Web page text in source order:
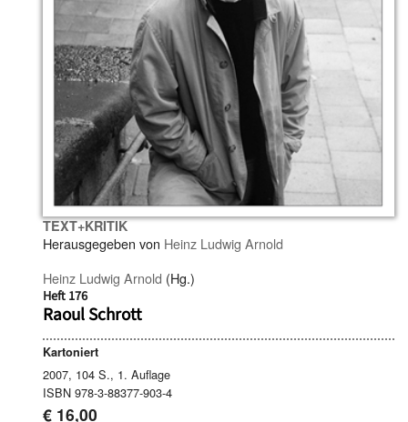
TEXT+KRITIK
Herausgegeben von Heinz Ludwig Arnold
Heinz Ludwig Arnold (Hg.)
Heft 176
Raoul Schrott
Kartoniert
2007, 104 S., 1. Auflage
ISBN 978-3-88377-903-4
€ 16,00